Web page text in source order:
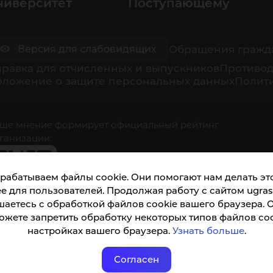
файлы cookie. Они помогают нам делать
для пользователей. Продолжая работу с сайтом
с обработкой файлов cookie вашего браузера.
запретить обработку некоторых типов файлов
настройках вашего браузера. Узнать больше.
Согласен
Поступающему
мнение формирует официальный рейтинг
доступна по QR-коду, а так же по прямой